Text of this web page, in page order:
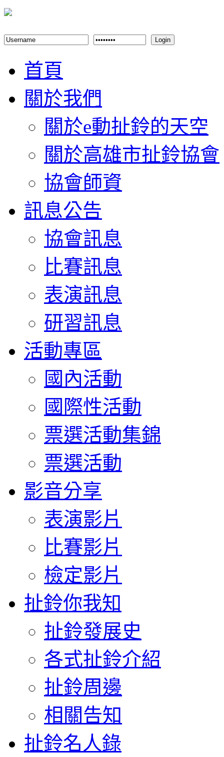
Login
首頁
關於我們
關於e動扯鈴的天空
關於高雄市扯鈴協會
協會師資
訊息公告
協會訊息
比賽訊息
表演訊息
研習訊息
活動專區
國內活動
國際性活動
票選活動集錦
票選活動
影音分享
表演影片
比賽影片
檢定影片
扯鈴你我知
扯鈴發展史
各式扯鈴介紹
扯鈴周邊
相關告知
扯鈴名人錄